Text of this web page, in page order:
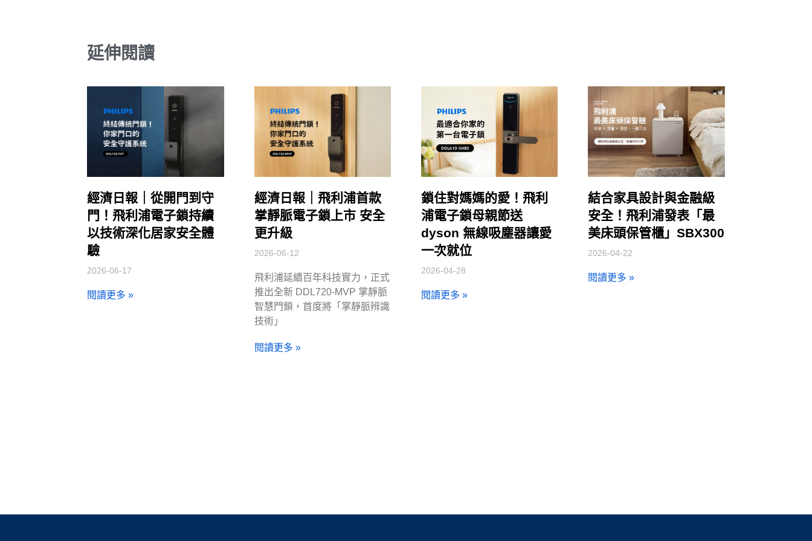
延伸閱讀
經濟日報｜從開門到守
門！飛利浦電子鎖持續
以技術深化居家安全體
驗
2026-06-17
閱讀更多 »
經濟日報｜飛利浦首款
掌靜脈電子鎖上市 安全
更升級
2026-06-12
飛利浦延續百年科技實力，正式
推出全新 DDL720-MVP 掌靜脈
智慧門鎖，首度將「掌靜脈辨識
技術」
閱讀更多 »
鎖住對媽媽的愛！飛利
浦電子鎖母親節送
dyson 無線吸塵器讓愛
一次就位
2026-04-28
閱讀更多 »
結合家具設計與金融級
安全！飛利浦發表「最
美床頭保管櫃」SBX300
2026-04-22
閱讀更多 »